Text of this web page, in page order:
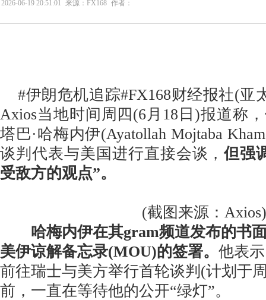
2026-06-19 20:51:01 来源：FX168 作者：
#伊朗危机追踪#FX168财经报社(亚
Axios当地时间周四(6月18日)报道称
塔巴·哈梅内伊(Ayatollah Mojtaba
谈判代表与美国进行直接会谈，但强
受敌方的观点”。
(截图来源：Axios)
哈梅内伊在其gram频道发布的书
美伊谅解备忘录(MOU)的签署。 他表
前往瑞士与美方举行首轮谈判(计划于
前，一直在等待他的公开“绿灯”。